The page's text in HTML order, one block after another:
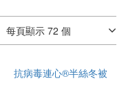
每頁顯示 72 個